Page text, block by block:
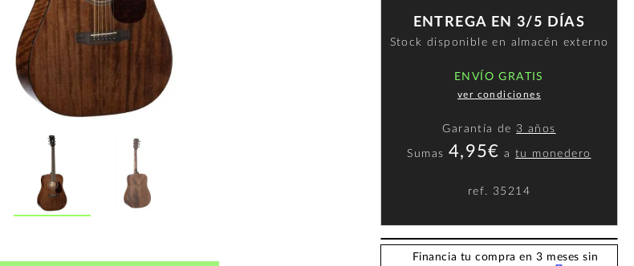
ENTREGA EN 3/5 DÍAS
Stock disponible en almacén externo
ENVÍO GRATIS
ver condiciones
Garantía de 3 años
Sumas 4,95€ atu monedero
ref. 35214
Financia tu compra en 3 meses sin